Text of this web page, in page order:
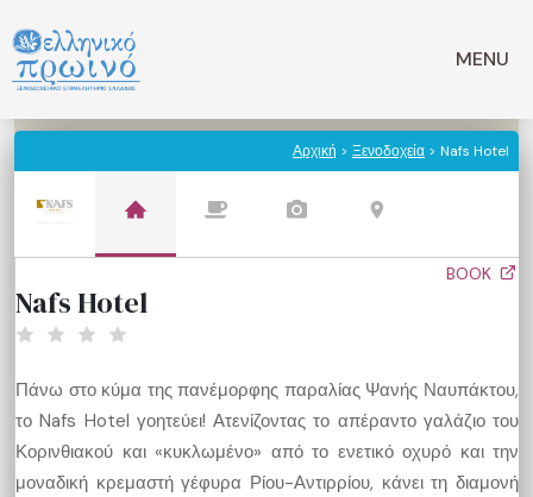
σε
περιεχόμενο
MENU
Αρχική > Ξενοδοχεία > Nafs Hotel
BOOK
Nafs Hotel
Πάνω στο κύμα της πανέμορφης παραλίας Ψανής Ναυπάκτου,
το Nafs Hotel γοητεύει! Ατενίζοντας το απέραντο γαλάζιο του
Κορινθιακού και «κυκλωμένο» από το ενετικό οχυρό και την
μοναδική κρεμαστή γέφυρα Ρίου-Αντιρρίου, κάνει τη διαμονή